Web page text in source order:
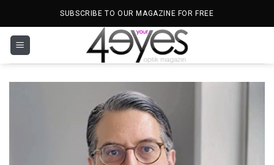
SUBSCRIBE TO OUR MAGAZINE FOR FREE